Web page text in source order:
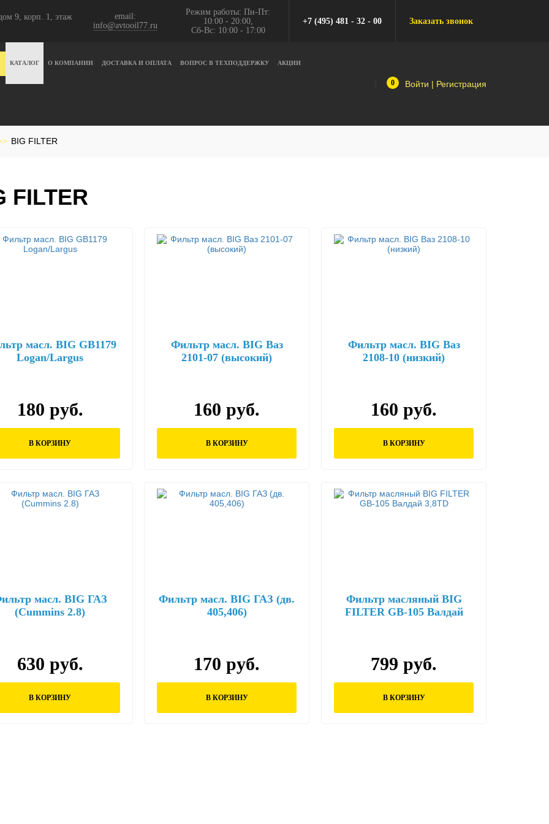
9, корп. 1, этаж
email:
info@avtooil77.ru
Режим работы: Пн-Пт:
10:00 - 20:00,
Сб-Вс: 10:00 - 17:00
+7 (495) 481 - 32 - 00 Заказать звонок
КАТАЛОГ О КОМПАНИИ ДОСТАВКА И ОПЛАТА ВОПРОС В ТЕХПОДДЕРЖКУ АКЦИИ
0 Войти | Регистрация
BIG FILTER
FILTER
масл. BIG GB1179
Logan/Largus
180 руб.
В КОРЗИНУ
Фильтр масл. BIG Ваз
2101-07 (высокий)
160 руб.
В КОРЗИНУ
Фильтр масл. BIG Ваз
2108-10 (низкий)
160 руб.
В КОРЗИНУ
масл. BIG ГАЗ
(Cummins 2.8)
630 руб.
В КОРЗИНУ
Фильтр масл. BIG ГАЗ (дв.
405,406)
170 руб.
В КОРЗИНУ
Фильтр масляный BIG
FILTER GB-105 Валдай
799 руб.
В КОРЗИНУ